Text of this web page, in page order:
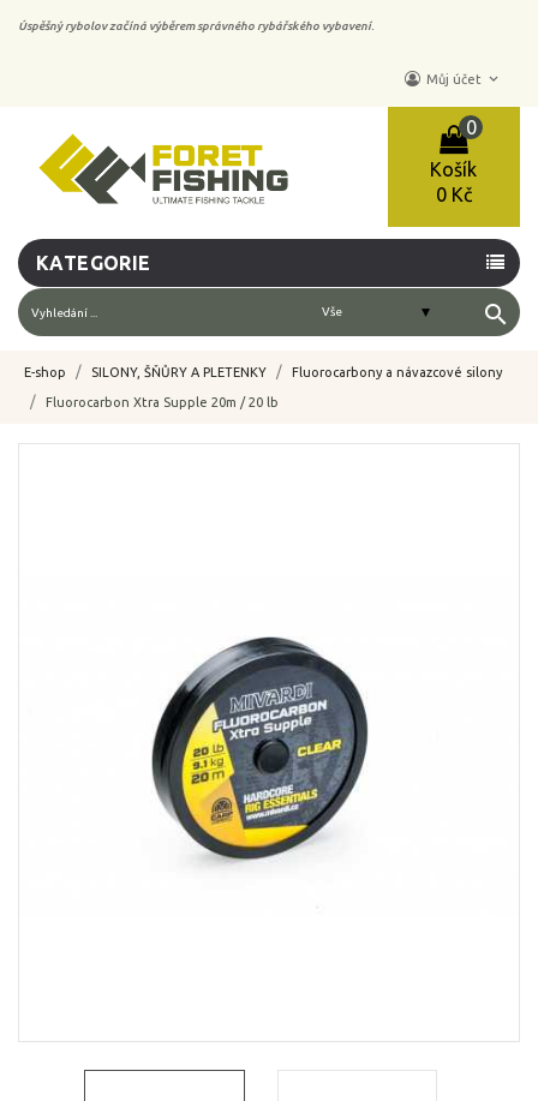
Úspěšný rybolov začíná výběrem správného rybářského vybavení.
Můj účet keyboard_arrow_down
Košík
0
0 Kč
KATEGORIE
search
E-shop SILONY, ŠŇŮRY A PLETENKY Fluorocarbony a návazcové silony
Fluorocarbon Xtra Supple 20m / 20 lb